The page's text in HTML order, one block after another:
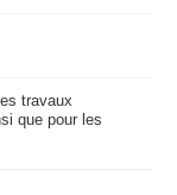
travaux
que pour les